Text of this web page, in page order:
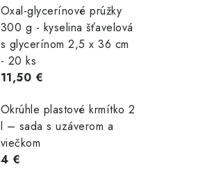
Oxal-glycerínové prúžky
300 g - kyselina šťavelová
s glycerínom 2,5 x 36 cm
- 20 ks
11,50 €
Okrúhle plastové krmítko 2
l – sada s uzáverom a
viečkom
4 €